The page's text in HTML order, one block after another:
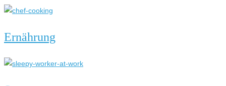
Ernährung